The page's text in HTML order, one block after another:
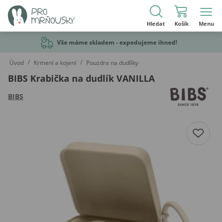
Hledat Košík Menu
Vše máme skladem - expedujeme ihned!
Úvod / Krmení a kojení / Pouzdra na dudlíky
BIBS Krabička na dudlík VANILLA
BIBS